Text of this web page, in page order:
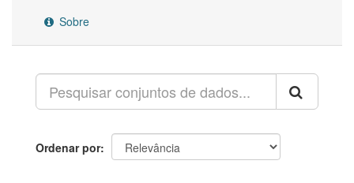
Sobre
Ordenar por